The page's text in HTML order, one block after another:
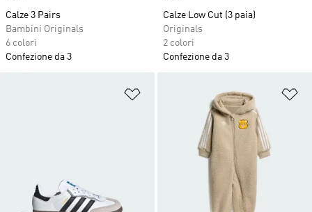
Calze 3 Pairs
Bambini Originals
6 colori
Confezione da 3
Calze Low Cut (3 paia)
Originals
2 colori
Confezione da 3
Aggiungi alla lista dei desideri